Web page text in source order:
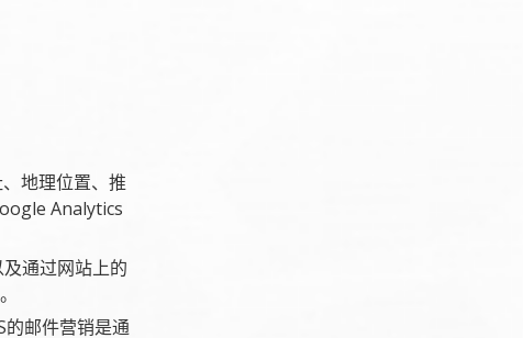
地理位置、推
Analytics
通过网站上的
的邮件营销是通